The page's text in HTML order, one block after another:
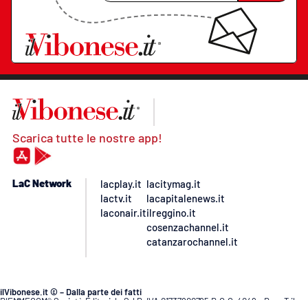
Scarica tutte le nostre app!
LaC Network
lacplay.it
lactv.it
laconair.it
lacitymag.it
lacapitalenews.it
ilreggino.it
cosenzachannel.it
catanzarochannel.it
ilVibonese.it © – Dalla parte dei fatti